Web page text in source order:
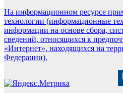
На информационном ресурсе
технологии (информационные
информации на основе сбора,
сведений, относящихся к
«Интернет», находящихся на
Федерации).